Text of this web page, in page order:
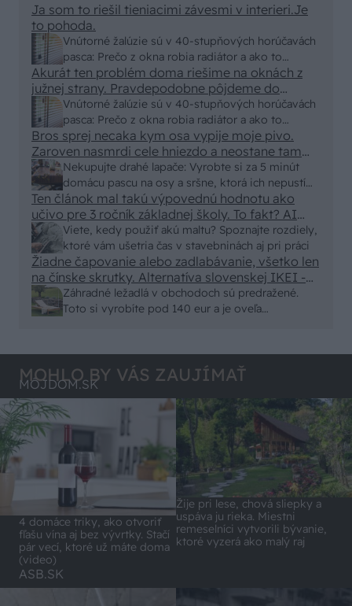
Vnútorné žalúzie sú v 40-stupňových horúčavách
pasca: Prečo z okna robia radiátor a ako to
vyriešiť za pár eur?
Ja som to riešil tieniacimi závesmi v interieri.Je
to pohoda.
Vnútorné žalúzie sú v 40-stupňových horúčavách
pasca: Prečo z okna robia radiátor a ako to
vyriešiť za pár eur?
Akurát ten problém doma riešime na oknách z
južnej strany. Pravdepodobne pôjdeme do
vonkajšieho tienenia na spôsob markízy
250x150cm. Čínsky predajcovia idú okolo 100
eur kus.
Nekupujte drahé lapače: Vyrobte si za 5 minút
domácu pascu na osy a sršne, ktorá ich nepustí
von
Bros sprej necaka kym osa vypije moje pivo.
Zaroven nasmrdi cele hniezdo a neostane tam
nic zive. Vasa pasca naucinke moc efektivne.
Skor pritiahne slimaky
Viete, kedy použiť akú maltu? Spoznajte rozdiely,
ktoré vám ušetria čas v stavebninách aj pri práci
Ten článok mal takú výpovednú hodnotu ako
učivo pre 3 ročník základnej školy. To fakt? AI
alebo nejaka kniha z VŠ? Dnešné rychlotvrdnuce
malty - pevnosť 40 Mpa a doba schnutia tak 15
minut , k tomu vodotesné s kryštálikou. A rozdiel
- schnutie a zretie. Nič?
Záhradné ležadlá v obchodoch sú predražené.
Toto si vyrobíte pod 140 eur a je oveľa
Žiadne čapovanie alebo zadlabávanie, všetko len
na čínske skrutky. Alternatíva slovenskej IKEI -
čo sa týka pevnosti. Autor si nedal veľa námahy s
remeselným spracovaním, škoda. No lepšie než
MOHLO BY VÁS ZAUJÍMAŤ
MÔJDOM.SK
4 domáce triky, ako otvoriť
fľašu vína aj bez vývrtky. Stačí
pár vecí, ktoré už máte doma
(video)
Žije pri lese, chová sliepky a
uspáva ju rieka. Miestni
remeselníci vytvorili bývanie,
ktoré vyzerá ako malý raj
ASB.SK